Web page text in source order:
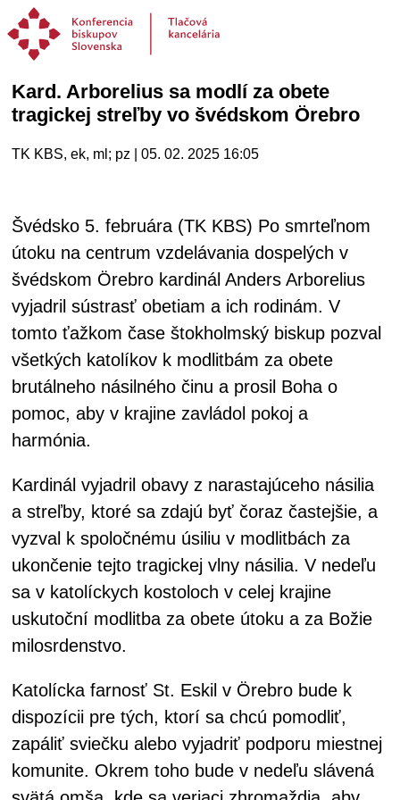
Kard. Arborelius sa modlí za obete
tragickej streľby vo švédskom Örebro
TK KBS, ek, ml; pz | 05. 02. 2025 16:05
Švédsko 5. februára (TK KBS) Po smrteľnom
útoku na centrum vzdelávania dospelých v
švédskom Örebro kardinál Anders Arborelius
vyjadril sústrasť obetiam a ich rodinám. V
tomto ťažkom čase štokholmský biskup pozval
všetkých katolíkov k modlitbám za obete
brutálneho násilného činu a prosil Boha o
pomoc, aby v krajine zavládol pokoj a
harmónia.
Kardinál vyjadril obavy z narastajúceho násilia
a streľby, ktoré sa zdajú byť čoraz častejšie, a
vyzval k spoločnému úsiliu v modlitbách za
ukončenie tejto tragickej vlny násilia. V nedeľu
sa v katolíckych kostoloch v celej krajine
uskutoční modlitba za obete útoku a za Božie
milosrdenstvo.
Katolícka farnosť St. Eskil v Örebro bude k
dispozícii pre tých, ktorí sa chcú pomodliť,
zapáliť sviečku alebo vyjadriť podporu miestnej
komunite. Okrem toho bude v nedeľu slávená